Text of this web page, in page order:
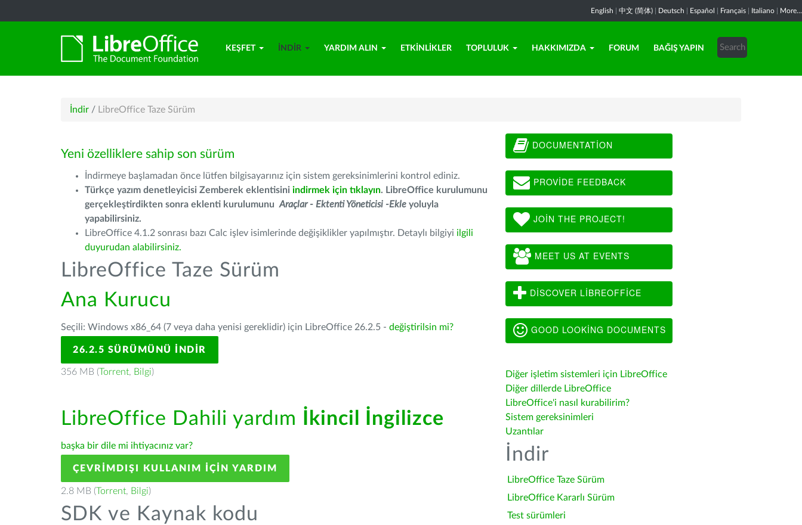
English 中文 (简体) Deutsch Español Français Italiano More...
KEŞFET İNDIR YARDIM ALIN ETKINLIKLER TOPLULUK HAKKIMIZDA FORUM BAĞIŞ YAPIN
İndir / LibreOffice Taze Sürüm
Yeni özelliklere sahip son sürüm
İndirmeye başlamadan önce lütfen bilgisayarınız için sistem gereksinimlerini kontrol ediniz.
Türkçe yazım denetleyicisi Zemberek eklentisini indirmek için tıklayın. LibreOffice kurulumunu
gerçekleştirdikten sonra eklenti kurulumunu Araçlar - Ektenti Yöneticisi -Ekle yoluyla
yapabilirsiniz.
LibreOffice 4.1.2 sonrası bazı Calc işlev isimlerinde değişiklikler yapılmıştır. Detaylı bilgiyi ilgili
duyurudan alabilirsiniz.
LibreOffice Taze Sürüm
Ana Kurucu
Seçili: Windows x86_64 (7 veya daha yenisi gereklidir) için LibreOffice 26.2.5 - değiştirilsin mi?
26.2.5 SÜRÜMÜNÜ İNDIR
356 MB (Torrent, Bilgi)
LibreOffice Dahili yardım İkincil İngilizce
başka bir dile mi ihtiyacınız var?
ÇEVRIMDIŞI KULLANIM IÇIN YARDIM
2.8 MB (Torrent, Bilgi)
SDK ve Kaynak kodu
DOCUMENTATION
PROVIDE FEEDBACK
JOIN THE PROJECT!
MEET US AT EVENTS
DISCOVER LIBREOFFICE
GOOD LOOKING DOCUMENTS
Diğer işletim sistemleri için LibreOffice
Diğer dillerde LibreOffice
LibreOffice'i nasıl kurabilirim?
Sistem gereksinimleri
Uzantılar
İndir
LibreOffice Taze Sürüm
LibreOffice Kararlı Sürüm
Test sürümleri